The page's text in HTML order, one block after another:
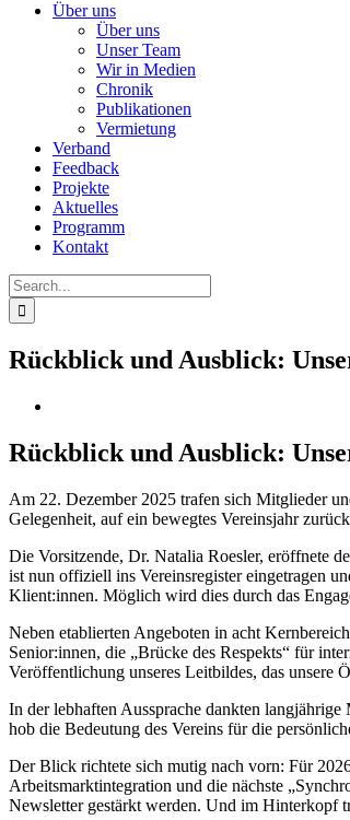
Über uns
Über uns
Unser Team
Wir in Medien
Chronik
Publikationen
Vermietung
Verband
Feedback
Projekte
Aktuelles
Programm
Kontakt
Search
for:
Rückblick und Ausblick:
Rückblick und Ausblick:
Am 22. Dezember 2025 trafen sich Mitglieder
Gelegenheit, auf ein bewegtes Vereinsjahr
Die Vorsitzende, Dr. Natalia Roesler, eröffnete
ist nun offiziell ins Vereinsregister eingetragen
Klient:innen. Möglich wird dies durch das
Neben etablierten Angeboten in acht
Senior:innen, die „Brücke des Respekts“ für
Veröffentlichung unseres Leitbildes, das unsere
In der lebhaften Aussprache dankten
hob die Bedeutung des Vereins für die
Der Blick richtete sich mutig nach vorn: Für
Arbeitsmarktintegration und die nächste
Newsletter gestärkt werden. Und im Hinterkopf